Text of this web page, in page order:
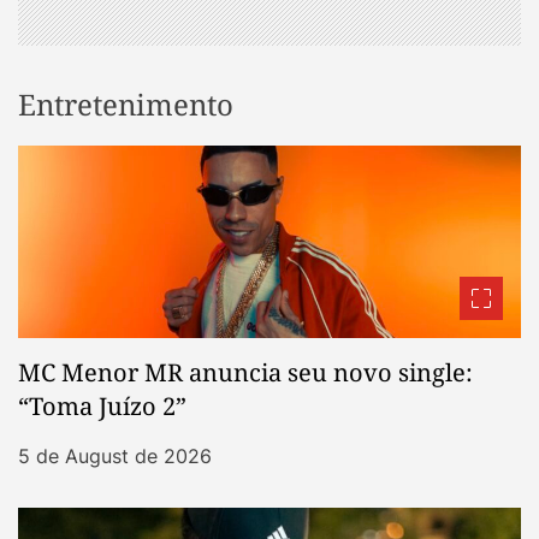
Entretenimento
MC Menor MR anuncia seu novo single:
“Toma Juízo 2”
5 de August de 2026